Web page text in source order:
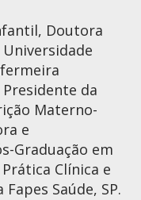
Doutora
da
Materno-
e
Graduação em
Clínica e
Saúde, SP.